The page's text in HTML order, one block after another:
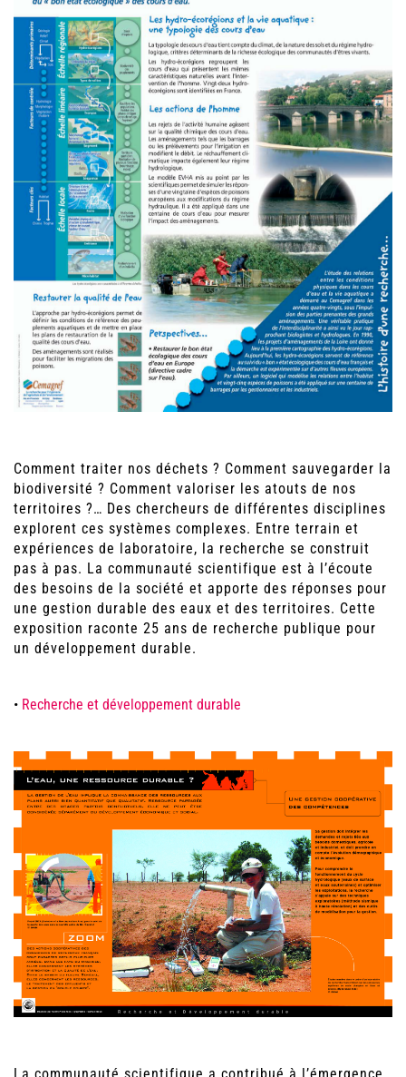
Comment traiter nos déchets ? Comment sauvegarder la
biodiversité ? Comment valoriser les atouts de nos
territoires ?… Des chercheurs de différentes disciplines
explorent ces systèmes complexes. Entre terrain et
expériences de laboratoire, la recherche se construit
pas à pas. La communauté scientifique est à l’écoute
des besoins de la société et apporte des réponses pour
une gestion durable des eaux et des territoires. Cette
exposition raconte 25 ans de recherche publique pour
un développement durable.
• Recherche et développement durable